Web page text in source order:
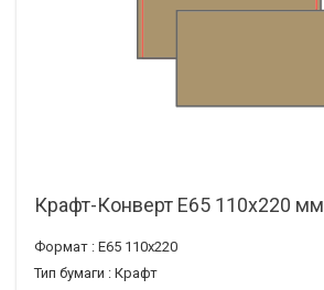
Крафт-Конверт Е65 110x220 мм
Формат : Е65 110х220
Тип бумаги : Крафт